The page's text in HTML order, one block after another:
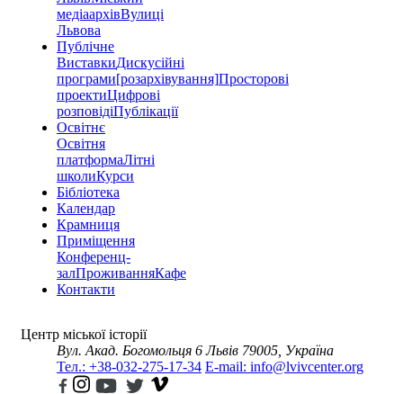
медіаархівВулиці
Львова
Публічне
ВиставкиДискусійні
програми[розархівування]Просторові
проектиЦифрові
розповідіПублікації
Освітнє
Освітня
платформаЛітні
школиКурси
Бібліотека
Календар
Крамниця
Приміщення
Конференц-
залПроживанняКафе
Контакти
Центр міської історії
Вул. Акад. Богомольця 6 Львів 79005, Україна
Тел.: +38-032-275-17-34 E-mail: info@lvivcenter.org